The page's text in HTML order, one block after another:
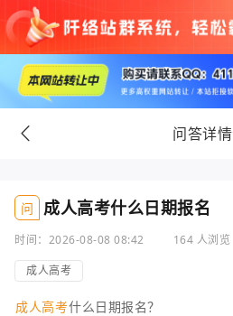
问答详情
问 成人高考什么日期报名
时间：2026-08-08 08:42 164 人浏览
成人高考
成人高考什么日期报名？